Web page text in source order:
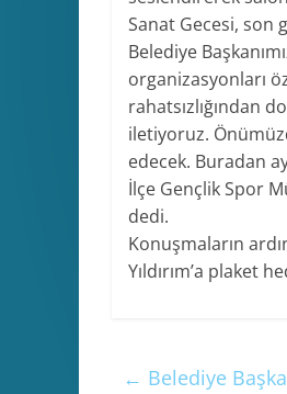
Sanat Gecesi, son
Belediye
organizasyonları
rahatsızlığından
iletiyoruz.
edecek. Buradan
İlçe Gençlik Spor
dedi.
Konuşmaların
Yıldırım’a plaket
← Belediye